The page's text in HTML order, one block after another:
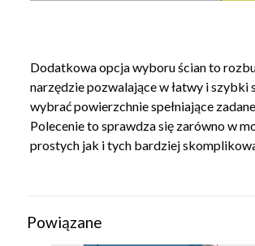
Dodatkowa opcja wyboru ścian to
narzędzie pozwalające w łatwy i szybki
wybrać powierzchnie spełniające
Polecenie to sprawdza się zarówno w
prostych jak i tych bardziej
Powiązane